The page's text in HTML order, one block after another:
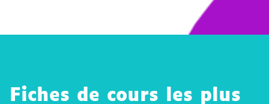
Fiches de cours les plus